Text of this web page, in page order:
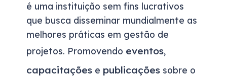
é uma instituição sem fins lucrativos
que busca disseminar mundialmente as
melhores práticas em gestão de
projetos. Promovendo eventos,
capacitações e publicações sobre o